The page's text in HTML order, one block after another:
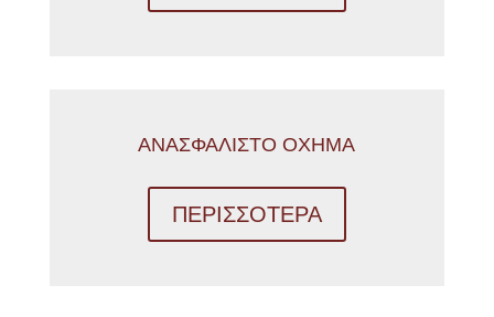
ΑΝΑΣΦΑΛΙΣΤΟ ΟΧΗΜΑ
ΠΕΡΙΣΣΟΤΕΡΑ